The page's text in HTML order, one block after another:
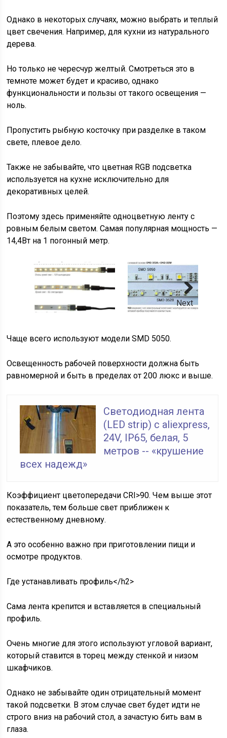
Однако в некоторых случаях, можно выбрать и теплый
цвет свечения. Например, для кухни из натурального
дерева.
Но только не чересчур желтый. Смотреться это в
темноте может будет и красиво, однако
функциональности и пользы от такого освещения —
ноль.
Пропустить рыбную косточку при разделке в таком
свете, плевое дело.
Также не забывайте, что цветная RGB подсветка
используется на кухне исключительно для
декоративных целей.
Поэтому здесь применяйте одноцветную ленту с
ровным белым светом. Самая популярная мощность —
14,4Вт на 1 погонный метр.
Next
Чаще всего используют модели SMD 5050.
Освещенность рабочей поверхности должна быть
равномерной и быть в пределах от 200 люкс и выше.
Светодиодная лента
(LED strip) с aliexpress,
24V, IP65, белая, 5
метров -- «крушение
всех надежд»
Коэффициент цветопередачи CRI>90. Чем выше этот
показатель, тем больше свет приближен к
естественному дневному.
А это особенно важно при приготовлении пищи и
осмотре продуктов.
Где устанавливать профиль</h2>
Сама лента крепится и вставляется в специальный
профиль.
Очень многие для этого используют угловой вариант,
который ставится в торец между стенкой и низом
шкафчиков.
Однако не забывайте один отрицательный момент
такой подсветки. В этом случае свет будет идти не
строго вниз на рабочий стол, а зачастую бить вам в
глаза.